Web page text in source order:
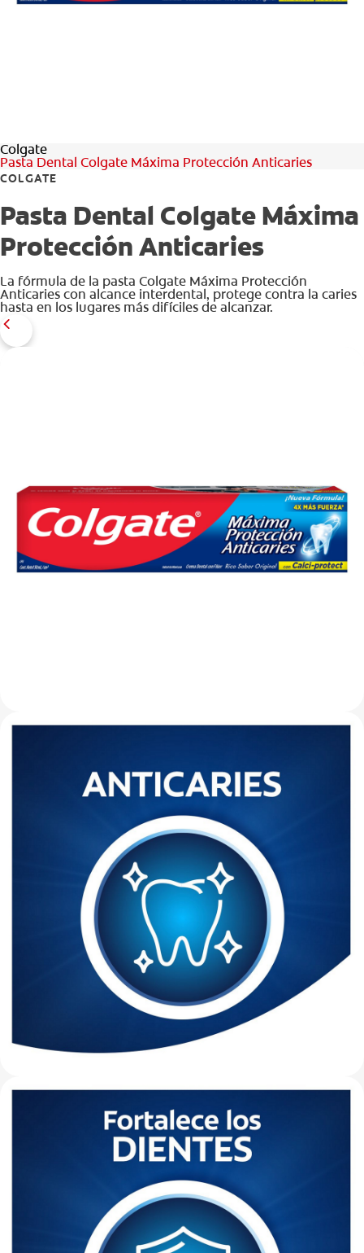
Colgate
Pasta Dental Colgate Máxima Protección Anticaries
COLGATE
Pasta Dental Colgate Máxima
Protección Anticaries
La fórmula de la pasta Colgate Máxima Protección
Anticaries con alcance interdental, protege contra la caries
hasta en los lugares más difíciles de alcanzar.